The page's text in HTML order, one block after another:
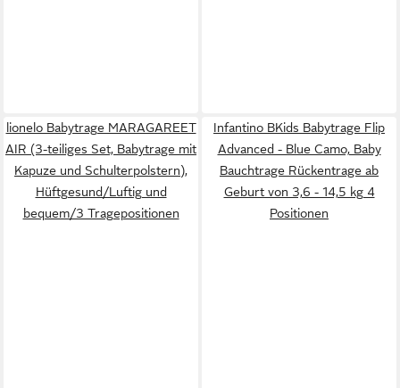
lionelo Babytrage MARAGAREET
AIR (3-teiliges Set, Babytrage mit
Kapuze und Schulterpolstern),
Hüftgesund/Luftig und
bequem/3 Tragepositionen
Infantino BKids Babytrage Flip
Advanced - Blue Camo, Baby
Bauchtrage Rückentrage ab
Geburt von 3,6 - 14,5 kg 4
Positionen